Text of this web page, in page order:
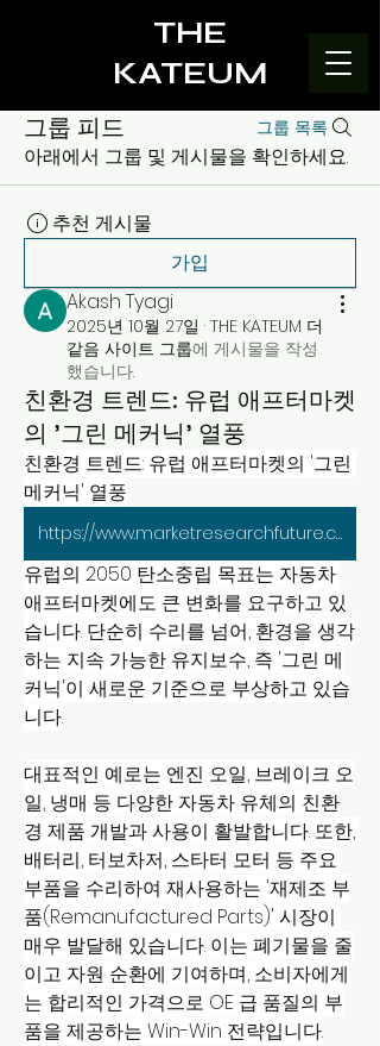
THE
KATEUM
그룹 피드 그룹 목록
아래에서 그룹 및 게시물을 확인하세요.
추천 게시물
가입
Akash Tyagi
2025년 10월 27일 · THE KATEUM 더
같음 사이트 그룹에 게시물을 작성
했습니다.
친환경 트렌드: 유럽 애프터마켓
의 '그린 메커닉' 열풍
친환경 트렌드: 유럽 애프터마켓의 '그린
메커닉' 열풍
https://www.marketresearchfuture.com/reports/europe-automotive-aftermarket-industry-44843
유럽의 2050 탄소중립 목표는 자동차
애프터마켓에도 큰 변화를 요구하고 있
습니다. 단순히 수리를 넘어, 환경을 생각
하는 지속 가능한 유지보수, 즉 '그린 메
커닉'이 새로운 기준으로 부상하고 있습
니다.
대표적인 예로는 엔진 오일, 브레이크 오
일, 냉매 등 다양한 자동차 유체의 친환
경 제품 개발과 사용이 활발합니다. 또한,
배터리, 터보차저, 스타터 모터 등 주요
부품을 수리하여 재사용하는 '재제조 부
품(Remanufactured Parts)' 시장이
매우 발달해 있습니다. 이는 폐기물을 줄
이고 자원 순환에 기여하며, 소비자에게
는 합리적인 가격으로 OE 급 품질의 부
품을 제공하는 Win-Win 전략입니다.